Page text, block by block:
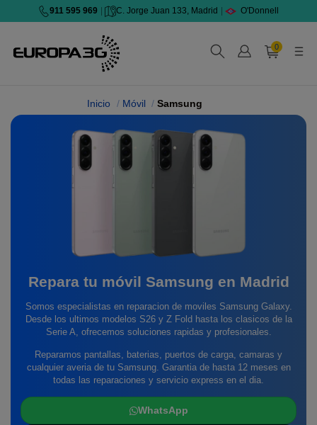
911 595 969 C. Jorge Juan 133, Madrid O'Donnell
0
Inicio Móvil Samsung
Repara tu móvil Samsung en Madrid
Somos especialistas en reparacion de moviles Samsung Galaxy.
Desde los ultimos modelos S26 y Z Fold hasta los clasicos de la
Serie A, ofrecemos soluciones rapidas y profesionales.
Reparamos pantallas, baterias, puertos de carga, camaras y
cualquier averia de tu Samsung. Garantia de hasta 12 meses en
todas las reparaciones y servicio express en el dia.
WhatsApp